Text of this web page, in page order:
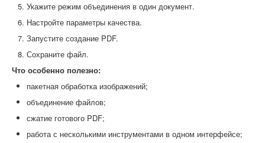
Укажите режим объединения в один документ.
Настройте параметры качества.
Запустите создание PDF.
Сохраните файл.
Что особенно полезно:
пакетная обработка изображений;
объединение файлов;
сжатие готового PDF;
работа с несколькими инструментами в одном интерфейсе;